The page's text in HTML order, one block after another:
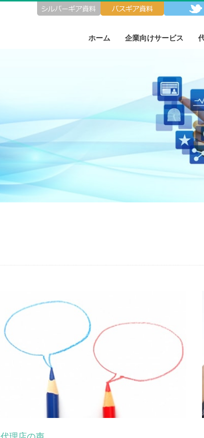
ホーム 企業向けサービス
広告掲載のご説明
代理店募集